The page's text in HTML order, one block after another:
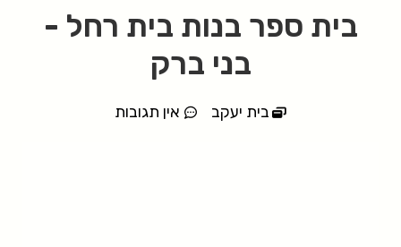
בית ספר בנות בית רחל -
בני ברק
בית יעקב אין תגובות